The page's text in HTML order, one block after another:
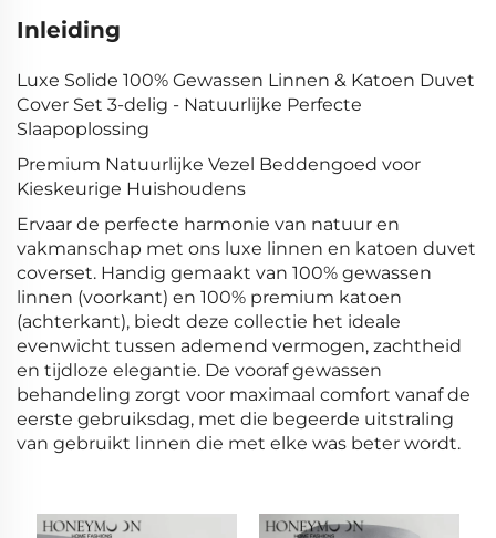
Inleiding
Luxe Solide 100% Gewassen Linnen & Katoen Duvet
Cover Set 3-delig - Natuurlijke Perfecte
Slaapoplossing
Premium Natuurlijke Vezel Beddengoed voor
Kieskeurige Huishoudens
Ervaar de perfecte harmonie van natuur en
vakmanschap met ons luxe linnen en katoen duvet
coverset. Handig gemaakt van 100% gewassen
linnen (voorkant) en 100% premium katoen
(achterkant), biedt deze collectie het ideale
evenwicht tussen ademend vermogen, zachtheid
en tijdloze elegantie. De vooraf gewassen
behandeling zorgt voor maximaal comfort vanaf de
eerste gebruiksdag, met die begeerde uitstraling
van gebruikt linnen die met elke was beter wordt.